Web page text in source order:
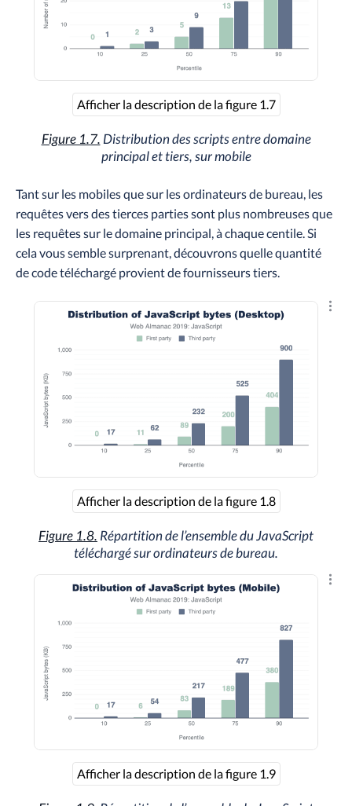
Afficher la description de la figure 1.7
Figure 1.7. Distribution des scripts entre domaine
principal et tiers, sur mobile
Tant sur les mobiles que sur les ordinateurs de bureau, les
requêtes vers des tierces parties sont plus nombreuses que
les requêtes sur le domaine principal, à chaque centile. Si
cela vous semble surprenant, découvrons quelle quantité
de code téléchargé provient de fournisseurs tiers.
Afficher la description de la figure 1.8
Figure 1.8. Répartition de l’ensemble du JavaScript
téléchargé sur ordinateurs de bureau.
Afficher la description de la figure 1.9